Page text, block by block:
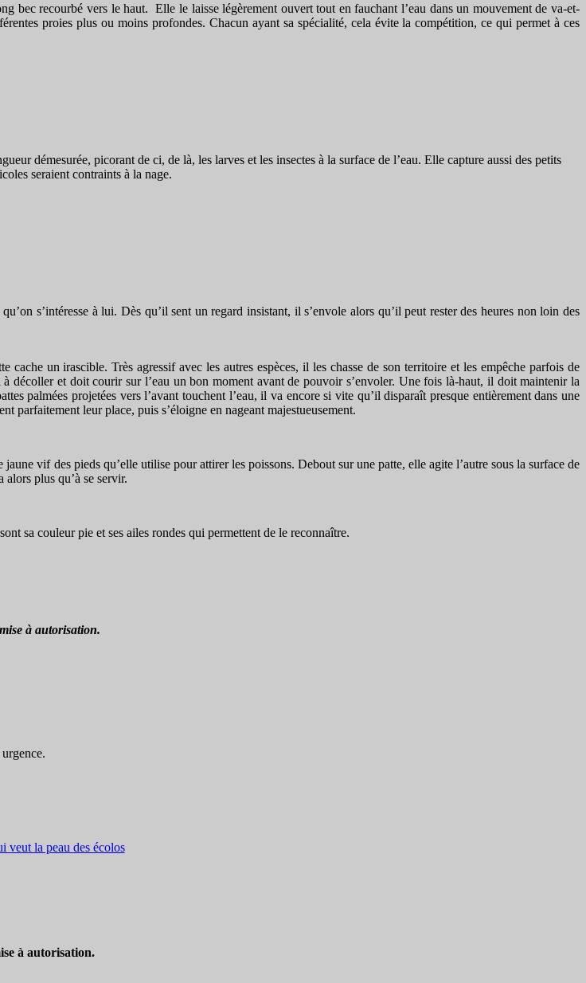
bec recourbé vers le haut. Elle le laisse légèrement ouvert tout en fauchant l’eau dans un mouvement de va-et-
proies plus ou moins profondes. Chacun ayant sa spécialité, cela évite la compétition, ce qui permet à ces
démesurée, picorant de ci, de là, les larves et les insectes à la surface de l’eau. Elle capture aussi des petits
seraient contraints à la nage.
s’intéresse à lui. Dès qu’il sent un regard insistant, il s’envole alors qu’il peut rester des heures non loin des
un irascible. Très agressif avec les autres espèces, il les chasse de son territoire et les empêche parfois de
décoller et doit courir sur l’eau un bon moment avant de pouvoir s’envoler. Une fois là-haut, il doit maintenir la
palmées projetées vers l’avant touchent l’eau, il va encore si vite qu’il disparaît presque entièrement dans une
parfaitement leur place, puis s’éloigne en nageant majestueusement.
vif des pieds qu’elle utilise pour attirer les poissons. Debout sur une patte, elle agite l’autre sous la surface de
plus qu’à se servir.
sa couleur pie et ses ailes rondes qui permettent de le reconnaître.
à autorisation.
à autorisation.